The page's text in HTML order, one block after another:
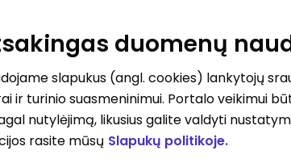
Veiklos užtikrinimo ir atitikties vyr. ekspertas (-ė) (Klaipėda) (Klaipėda, LT)
duomenų
slapukus (angl. cookies) lankytojų
ir turinio suasmeninimui. Portalo veikimui
nutylėjimą, likusius galite valdyti
rasite mūsų Slapukų politikoje.